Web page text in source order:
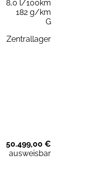
8,0 l/100km
182 g/km
G
Zentrallager
50.499,00 €
ausweisbar